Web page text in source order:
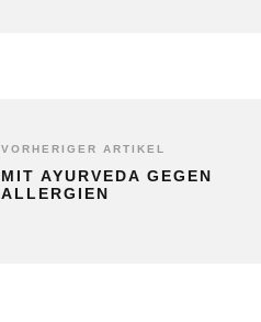
VORHERIGER ARTIKEL
MIT AYURVEDA GEGEN
ALLERGIEN